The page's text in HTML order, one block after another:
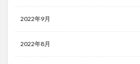
2022年9月
2022年8月